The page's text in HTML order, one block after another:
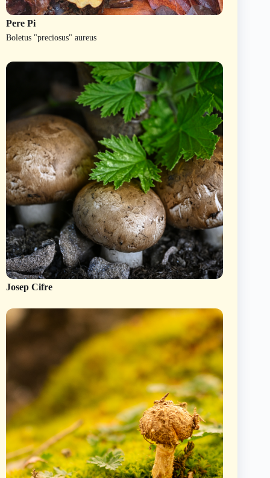
Pere Pi
Boletus "preciosus" aureus
Josep Cifre